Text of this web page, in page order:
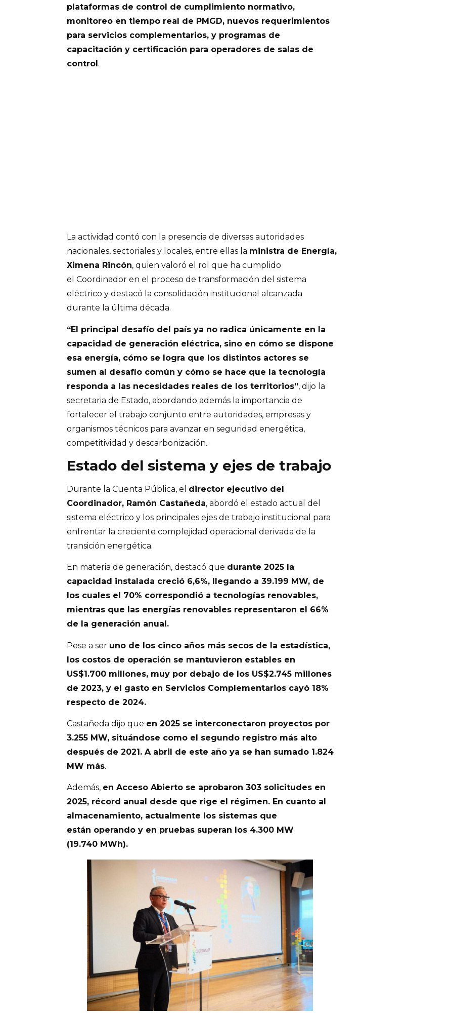
plataformas de control de cumplimiento normativo,
monitoreo en tiempo real de PMGD, nuevos requerimientos
para servicios complementarios, y programas de
capacitación y certificación para operadores de salas de
control.
La actividad contó con la presencia de diversas autoridades
nacionales, sectoriales y locales, entre ellas la ministra de Energía,
Ximena Rincón, quien valoró el rol que ha cumplido
el Coordinador en el proceso de transformación del sistema
eléctrico y destacó la consolidación institucional alcanzada
durante la última década.
“El principal desafío del país ya no radica únicamente en la
capacidad de generación eléctrica, sino en cómo se dispone
esa energía, cómo se logra que los distintos actores se
sumen al desafío común y cómo se hace que la tecnología
responda a las necesidades reales de los territorios”, dijo la
secretaria de Estado, abordando además la importancia de
fortalecer el trabajo conjunto entre autoridades, empresas y
organismos técnicos para avanzar en seguridad energética,
competitividad y descarbonización.
Estado del sistema y ejes de trabajo
Durante la Cuenta Pública, el director ejecutivo del
Coordinador, Ramón Castañeda, abordó el estado actual del
sistema eléctrico y los principales ejes de trabajo institucional para
enfrentar la creciente complejidad operacional derivada de la
transición energética.
En materia de generación, destacó que durante 2025 la
capacidad instalada creció 6,6%, llegando a 39.199 MW, de
los cuales el 70% correspondió a tecnologías renovables,
mientras que las energías renovables representaron el 66%
de la generación anual.
Pese a ser uno de los cinco años más secos de la estadística,
los costos de operación se mantuvieron estables en
US$1.700 millones, muy por debajo de los US$2.745 millones
de 2023, y el gasto en Servicios Complementarios cayó 18%
respecto de 2024.
Castañeda dijo que en 2025 se interconectaron proyectos por
3.255 MW, situándose como el segundo registro más alto
después de 2021. A abril de este año ya se han sumado 1.824
MW más.
Además, en Acceso Abierto se aprobaron 303 solicitudes en
2025, récord anual desde que rige el régimen. En cuanto al
almacenamiento, actualmente los sistemas que
están operando y en pruebas superan los 4.300 MW
(19.740 MWh).